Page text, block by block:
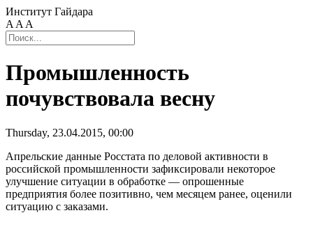
Институт Гайдара
A A A
Промышленность
почувствовала весну
Thursday, 23.04.2015, 00:00
Апрельские данные Росстата по деловой активности в
российской промышленности зафиксировали некоторое
улучшение ситуации в обработке — опрошенные
предприятия более позитивно, чем месяцем ранее, оценили
ситуацию с заказами.